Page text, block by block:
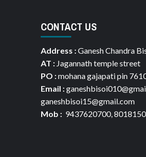
CONTACT US
Address :Ganesh Chandra
AT :Jagannath temple street
PO :mohana gajapati pin
Email :
ganeshbisoi15@gmail.com
Mob :9437620700,